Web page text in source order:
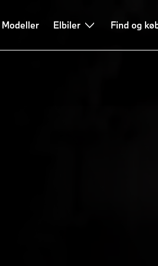
Modeller Elbiler Find og